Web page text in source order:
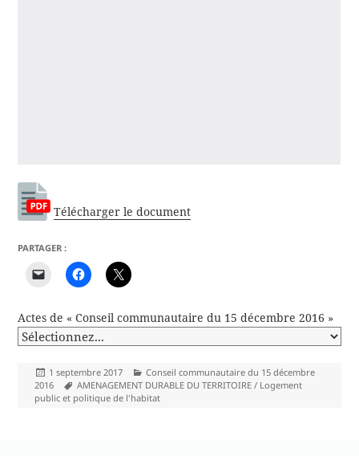
Télécharger le document
PARTAGER :
Actes de « Conseil communautaire du 15 décembre 2016 »
Publié
le
1 septembre 2017 Catégories
Conseil communautaire du 15 décembre
2016
Mots-
clés
AMENAGEMENT DURABLE DU TERRITOIRE / Logement
public et politique de l'habitat